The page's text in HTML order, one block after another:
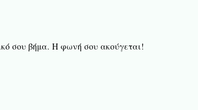
σου βήμα. Η φωνή σου ακούγεται!